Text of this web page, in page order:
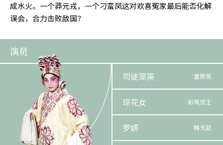
成水火。一个莽元戎，一个刁蛮凤这对欢喜冤家最后能否化解
误会，合力击败敌国？
演员
司徒翠英 盖世英
琼花女 彩凤宫主
罗妍 韩无敌